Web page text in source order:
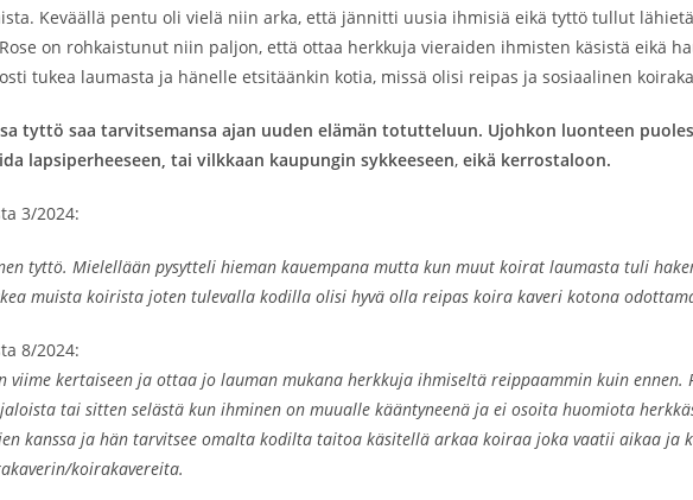
Keväällä pentu oli vielä niin arka, että jännitti uusia ihmisiä eikä tyttö tullut
on rohkaistunut niin paljon, että ottaa herkkuja vieraiden ihmisten käsistä eikä
tukea laumasta ja hänelle etsitäänkin kotia, missä olisi reipas ja sosiaalinen
tyttö saa tarvitsemansa ajan uuden elämän totutteluun. Ujohkon luonteen
lapsiperheeseen, tai vilkkaan kaupungin sykkeeseen, eikä kerrostaloon.
3/2024:
tyttö. Mielellään pysytteli hieman kauempana mutta kun muut koirat laumasta tuli
muista koirista joten tulevalla kodilla olisi hyvä olla reipas koira kaveri kotona
8/2024:
viime kertaiseen ja ottaa jo lauman mukana herkkuja ihmiseltä reippaammin kuin ennen.
tai sitten selästä kun ihminen on muualle kääntyneenä ja ei osoita huomiota
kanssa ja hän tarvitsee omalta kodilta taitoa käsitellä arkaa koiraa joka vaatii aikaa ja
koirakavereita.